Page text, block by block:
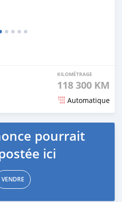
KILOMÉTRAGE
118 300 KM
Automatique
pourrait
ici
VENDRE